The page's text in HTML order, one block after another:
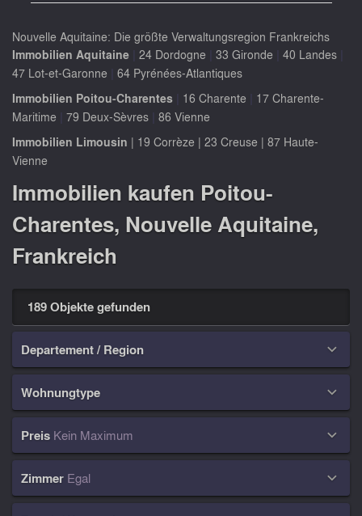
Nouvelle Aquitaine: Die größte Verwaltungsregion Frankreichs
Immobilien Aquitaine 24 Dordogne 33 Gironde 40 Landes
47 Lot-et-Garonne 64 Pyrénées-Atlantiques
Immobilien Poitou-Charentes 16 Charente
17 Charente-
Maritime
79 Deux-Sèvres 86 Vienne
Immobilien Limousin | 19 Corrèze | 23 Creuse | 87 Haute-
Vienne
Immobilien kaufen Poitou-
Charentes, Nouvelle Aquitaine,
Frankreich
189 Objekte gefunden
Departement / Region 
Wohnungtype 
Preis Kein Maximum 
Zimmer Egal 